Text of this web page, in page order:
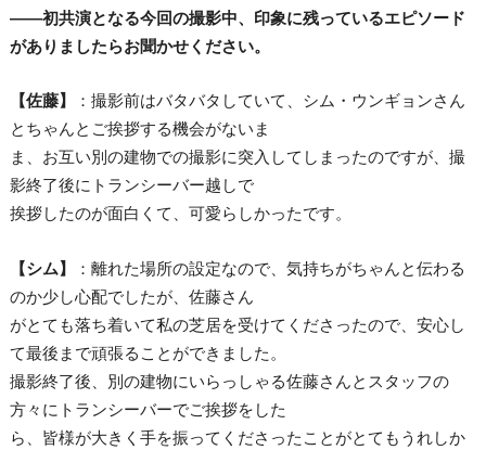
――初共演となる今回の撮影中、印象に残っているエピソード
がありましたらお聞かせください。
【佐藤】
：撮影前はバタバタしていて、シム・ウンギョンさん
とちゃんとご挨拶する機会がないま
ま、お互い別の建物での撮影に突入してしまったのですが、撮
影終了後にトランシーバー越しで
挨拶したのが面白くて、可愛らしかったです。
【シム】
：離れた場所の設定なので、気持ちがちゃんと伝わる
のか少し心配でしたが、佐藤さん
がとても落ち着いて私の芝居を受けてくださったので、安心し
て最後まで頑張ることができました。
撮影終了後、別の建物にいらっしゃる佐藤さんとスタッフの
方々にトランシーバーでご挨拶をした
ら、皆様が大きく手を振ってくださったことがとてもうれしか